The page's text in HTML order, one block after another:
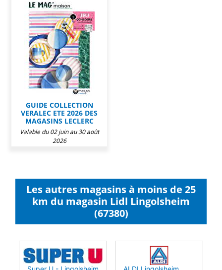
GUIDE COLLECTION
VERALEC ETE 2026 DES
MAGASINS LECLERC
Valable du 02 juin au 30 août
2026
Les autres magasins à moins de 25
km du magasin Lidl Lingolsheim
(67380)